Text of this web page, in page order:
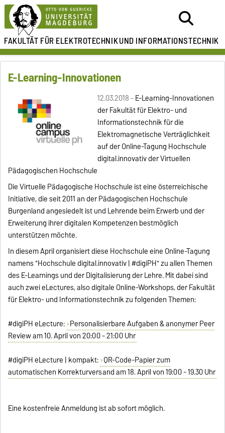
FAKULTÄT FÜR ELEKTROTECHNIKUND INFORMATIONSTECHNIK
E-Learning-Innovationen
12.03.2018 -E-Learning-Innovationen
der Fakultät für Elektro- und
Informationstechnik für die
Elektromagnetische Verträglichkeit
auf der Online-Tagung Hochschule
digital.innovativ der Virtuellen
Pädagogischen Hochschule
Die Virtuelle Pädagogische Hochschule ist eine österreichische
Initiative, die seit 2011 an der Pädagogischen Hochschule
Burgenland angesiedelt ist und Lehrende beim Erwerb und der
Erweiterung ihrer digitalen Kompetenzen bestmöglich
unterstützen möchte.
In diesem April organisiert diese Hochschule eine Online-Tagung
namens "Hochschule digital.innovativ | #digiPH" zu allen Themen
des E-Learnings und der Digitalisierung der Lehre. Mit dabei sind
auch zwei eLectures, also digitale Online-Workshops, der Fakultät
für Elektro- und Informationstechnik zu folgenden Themen:
#digiPH eLecture: Personalisierbare Aufgaben & anonymer Peer
Review am 10. April von 20:00 - 21:00 Uhr
#digiPH eLecture | kompakt: QR-Code-Papier zum
automatischen Korrekturversand am 18. April von 19:00 - 19.30 Uhr
Eine kostenfreie Anmeldung ist ab sofort möglich.